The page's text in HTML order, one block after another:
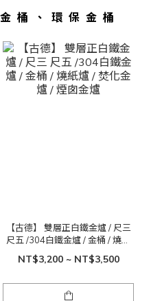
桶、環保金桶
【古德】 雙層正白鐵金爐 / 尺三
尺五 /304白鐵金爐 / 金桶 / 燒紙
爐 / 焚化金爐 / 煙囱金爐
NT$3,200 ~ NT$3,500